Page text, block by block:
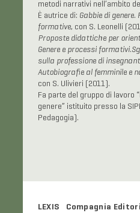
metodi narrativi nell’ambito
È autrice di: Gabbie di genere.
formative, con S. Leonelli
Proposte didattiche per
Genere e processi formativi.
sulla professione di
Autobiografie al femminile e
con S. Ulivieri (2011).
Fa parte del gruppo di lavoro
genere” istituito presso la
Pedagogia).
LEXIS Compagnia